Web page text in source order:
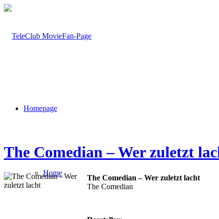
Homepage
Home
The Comedian – Wer zuletzt
The Comedian – Wer zuletzt lacht
The Comedian